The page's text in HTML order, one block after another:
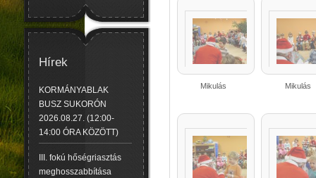
Hírek
KORMÁNYABLAK
BUSZ SUKORÓN
2026.08.27. (12:00-
14:00 ÓRA KÖZÖTT)
III. fokú hőségriasztás
meghosszabbítása
Mikulás Mikulás